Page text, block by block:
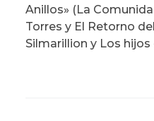
Anillos» (La
Torres y El Retorno
Silmarillion y Los hijos